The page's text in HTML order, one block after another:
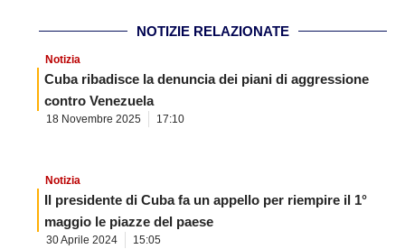
NOTIZIE RELAZIONATE
Notizia
Cuba ribadisce la denuncia dei piani di aggressione
contro Venezuela
18 Novembre 2025 17:10
Notizia
Il presidente di Cuba fa un appello per riempire il 1°
maggio le piazze del paese
30 Aprile 2024 15:05